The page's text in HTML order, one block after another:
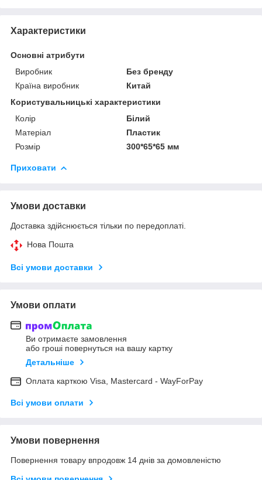
Характеристики
Основні атрибути
Виробник
Без бренду
Країна виробник
Китай
Користувальницькі характеристики
Колір
Білий
Матеріал
Пластик
Розмір
300*65*65 мм
Приховати
Умови доставки
Доставка здійснюється тільки по передоплаті.
Нова Пошта
Всі умови доставки
Умови оплати
Ви отримаєте замовлення
або гроші повернуться на вашу картку
Детальніше
Оплата карткою Visa, Mastercard - WayForPay
Всі умови оплати
Умови повернення
Повернення товару впродовж 14 днів за домовленістю